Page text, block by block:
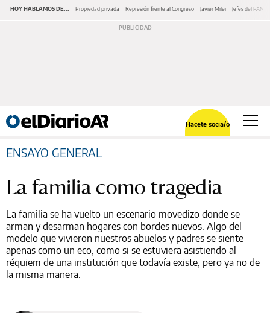
HOY HABLAMOS DE... Propiedad privada Represión frente al Congreso Javier Milei Jefes del PAMI
Hacete socia/o
ENSAYO GENERAL
La familia como tragedia
La familia se ha vuelto un escenario movedizo donde se
arman y desarman hogares con bordes nuevos. Algo del
modelo que vivieron nuestros abuelos y padres se siente
apenas como un eco, como si se estuviera asistiendo al
réquiem de una institución que todavía existe, pero ya no de
la misma manera.